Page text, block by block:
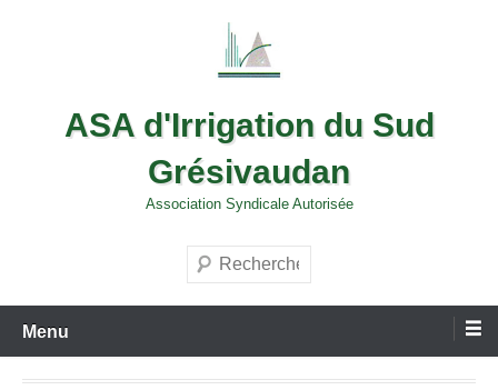
ASA d'Irrigation du Sud
Grésivaudan
Association Syndicale Autorisée
Recherche
Menu